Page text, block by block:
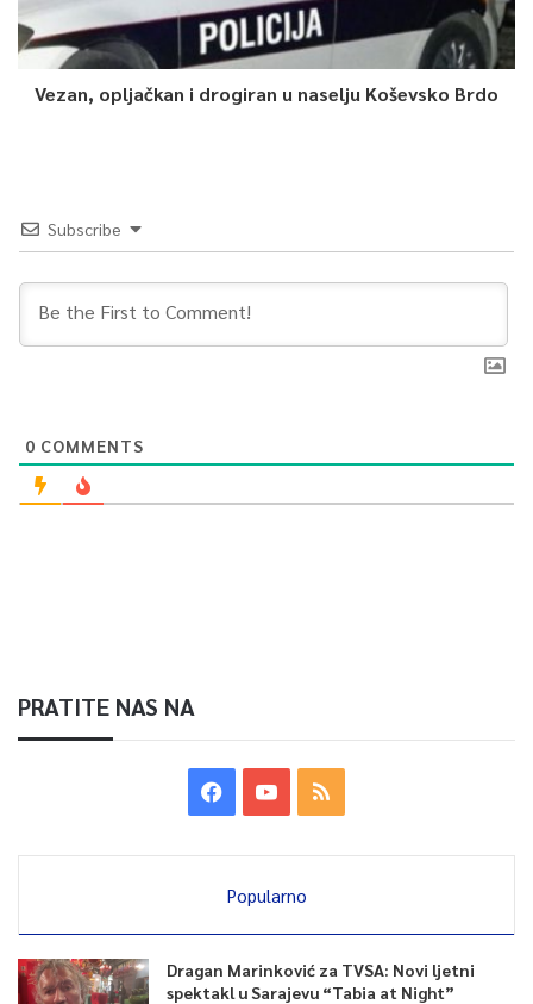
Vezan, opljačkan i drogiran u naselju Koševsko Brdo
Subscribe
0 COMMENTS
PRATITE NAS NA
Popularno
Dragan Marinković za TVSA: Novi ljetni
spektakl u Sarajevu “Tabia at Night”